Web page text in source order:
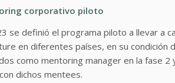
corporativo piloto
se definió el programa piloto a llevar a
en diferentes países, en su condición
como mentoring manager en la fase 2
dichos mentees.